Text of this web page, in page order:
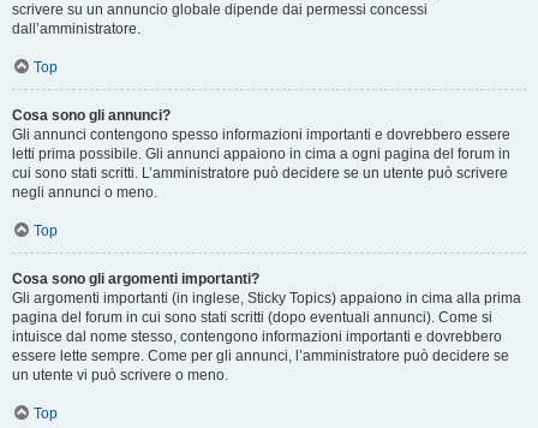
scrivere su un annuncio globale dipende dai permessi concessi
dall’amministratore.
Top
Cosa sono gli annunci?
Gli annunci contengono spesso informazioni importanti e dovrebbero essere
letti prima possibile. Gli annunci appaiono in cima a ogni pagina del forum in
cui sono stati scritti. L’amministratore può decidere se un utente può scrivere
negli annunci o meno.
Top
Cosa sono gli argomenti importanti?
Gli argomenti importanti (in inglese, Sticky Topics) appaiono in cima alla prima
pagina del forum in cui sono stati scritti (dopo eventuali annunci). Come si
intuisce dal nome stesso, contengono informazioni importanti e dovrebbero
essere lette sempre. Come per gli annunci, l’amministratore può decidere se
un utente vi può scrivere o meno.
Top